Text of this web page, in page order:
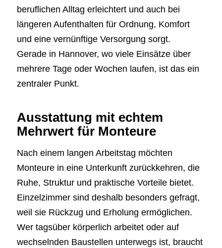
beruflichen Alltag erleichtert und auch bei
längeren Aufenthalten für Ordnung, Komfort
und eine vernünftige Versorgung sorgt.
Gerade in Hannover, wo viele Einsätze über
mehrere Tage oder Wochen laufen, ist das ein
zentraler Punkt.
Ausstattung mit echtem
Mehrwert für Monteure
Nach einem langen Arbeitstag möchten
Monteure in eine Unterkunft zurückkehren, die
Ruhe, Struktur und praktische Vorteile bietet.
Einzelzimmer sind deshalb besonders gefragt,
weil sie Rückzug und Erholung ermöglichen.
Wer tagsüber körperlich arbeitet oder auf
wechselnden Baustellen unterwegs ist, braucht